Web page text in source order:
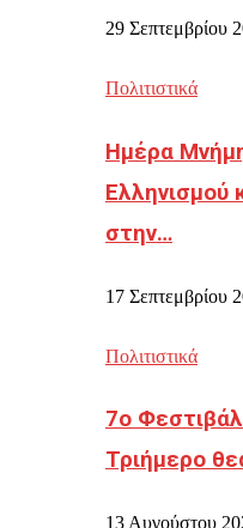
29 Σεπτεμβρίου
Πολιτιστικά
Ημέρα
Ελληνισμού
στην…
17 Σεπτεμβρίου
Πολιτιστικά
7ο
Τριήμερο
13 Αυγούστου